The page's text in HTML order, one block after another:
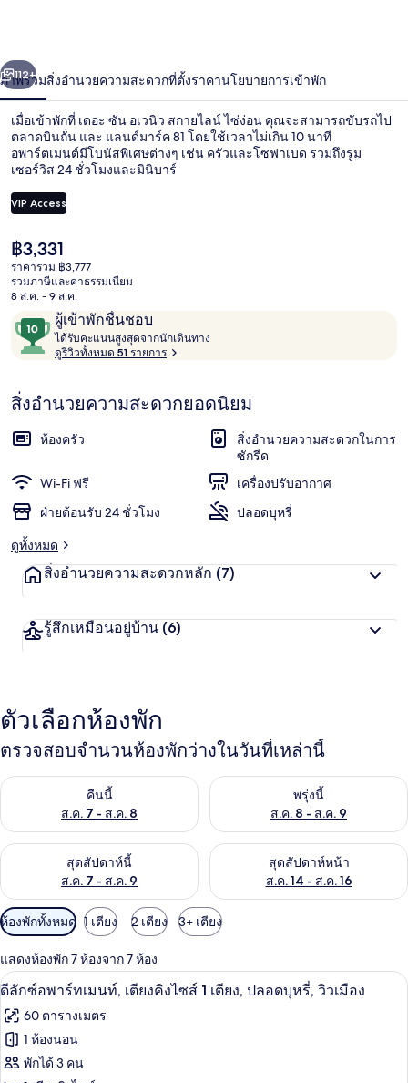
ว
สกา
ไลน์
า
ถัดไป
112+
ภาพรวมสิ่งอำนวยความสะดวกที่ตั้งราคานโยบายการเข้าพัก
เมื่อเข้าพักที่ เดอะ ซัน อเวนิว สกายไลน์ ไซ่ง่อน คุณจะสามารถขับรถไป
ตลาดบินถั่น และ แลนด์มาร์ค 81 โดยใช้เวลาไม่เกิน 10 นาที
อพาร์ตเมนต์มีโบนัสพิเศษต่างๆ เช่น ครัวและโซฟาเบด รวมถึงรูม
เซอร์วิส 24 ชั่วโมงและมินิบาร์
VIP Access
ราคา
ปัจจุบัน
฿3,331
฿3,331
ราคารวม ฿3,777
รวมภาษีและค่าธรรมเนียม
8 ส.ค. - 9 ส.ค.
รีวิว ผู้เข้าพักชื่นชอบ
10
จาก
10,
เข้า
ได้รับคะแนนสูงสุดจากนักเดินทาง
ค
แ
น
สู
ง
สุ
า
ก
ก
ดูรีวิวทั้งหมด 51 รายการ
สิ่งอำนวยความสะดวกยอดนิยม
ห้องครัว
สิ่งอำนวยความสะดวกในการ
ซักรีด
Wi-Fi ฟรี
เครื่องปรับอากาศ
ฝ่ายต้อนรับ 24 ชั่วโมง
ปลอดบุหรี่
ดูทั้งหมด
สิ่งอำนวยความสะดวกหลัก (7)
รู้สึกเหมือนอยู่บ้าน (6)
ตัวเลือกห้องพัก
ตรวจสอบจำนวนห้องพักว่างในวันที่เหล่านี้
คืนนี้
ส.ค. 7 - ส.ค. 8
ตรวจสอบจำนวนห้องพักว่างในคืนนี้ ส.ค. 7 - ส.ค. 8พรุ่งนี้
ส.ค. 8 - ส.ค. 9
ตรวจสอบจำนวนห้องพักว่างใน
สุดสัปดาห์นี้
ส.ค. 7 - ส.ค. 9
ตรวจสอบจำนวนห้องพักว่างในสุดสัปดาห์นี้ ส.ค. 7 - ส.ค. 9
สุดสัปดาห์หน้า
ส.ค. 14 - ส.ค. 16
ตรวจสอบจำนวนห้องพักว่างใน
ตัว
กรอง
ที่
มี
ให้
สำหรับ
ห้อง
พัก
ห้องพักทั้งหมด 1 เตียง 2 เตียง 3+ เตียง
แสดงห้องพัก 7 ห้องจาก 7 ห้อง
เปิด
ภาพถ่าย
ทั้งหมด
ของ
ดีลักซ์อพาร์ทเมนท์, เตียงคิงไซส์ 1 เตี
15
ดีลักซ์อพาร์ทเมนท์, เตียงคิงไซส์ 1 เตียง, ปลอดบุหรี่, วิวเมือง
60 ตารางเมตร
1 ห้องนอน
พักได้ 3 คน